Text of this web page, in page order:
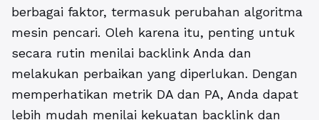
berbagai faktor, termasuk perubahan algoritma
mesin pencari. Oleh karena itu, penting untuk
secara rutin menilai backlink Anda dan
melakukan perbaikan yang diperlukan. Dengan
memperhatikan metrik DA dan PA, Anda dapat
lebih mudah menilai kekuatan backlink dan